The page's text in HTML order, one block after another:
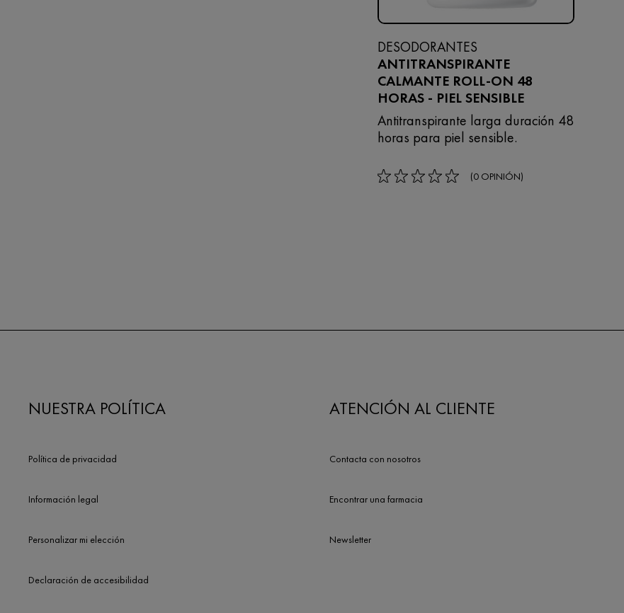
DESODORANTES
ANTITRANSPIRANTE
CALMANTE ROLL-ON 48
HORAS - PIEL SENSIBLE
Antitranspirante larga duración 48
horas para piel sensible.
rating: 0 out of 5 (0 OPINIÓN)
NUESTRA POLÍTICA
Política de privacidad
Información legal
Personalizar mi elección
Declaración de accesibilidad
ATENCIÓN AL CLIENTE
Contacta con nosotros
Encontrar una farmacia
Newsletter